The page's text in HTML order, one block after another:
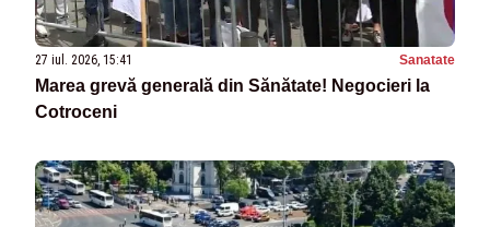
27 iul. 2026, 15:41 Sanatate
Marea grevă generală din Sănătate! Negocieri la
Cotroceni